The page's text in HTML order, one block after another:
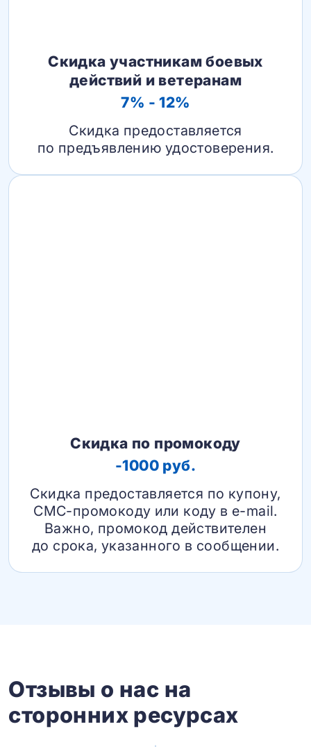
Скидка участникам боевых
действий и ветеранам
7% - 12%
Скидка предоставляется
по предъявлению удостоверения.
Скидка по промокоду
-1000 руб.
Скидка предоставляется по купону,
СМС-промокоду или коду в e-mail.
Важно, промокод действителен
до срока, указанного в сообщении.
Отзывы о нас на
сторонних ресурсах